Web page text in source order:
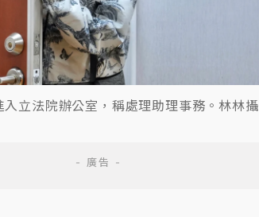
入立法院辦公室，稱處理助理事務。林林攝